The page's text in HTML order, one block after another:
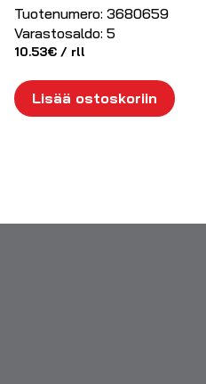
Tuotenumero: 3680659
Varastosaldo: 5
10.53€ / rll
Lisää ostoskoriin